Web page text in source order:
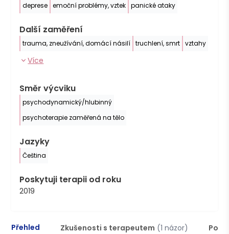
deprese emoční problémy, vztek panické ataky
Další zaměření
trauma, zneužívání, domácí násilí truchlení, smrt vztahy
Více
Směr výcviku
psychodynamický/hlubinný
psychoterapie zaměřená na tělo
Jazyky
Čeština
Poskytuji terapii od roku
2019
Přehled Zkušenosti s terapeutem (1 názor)